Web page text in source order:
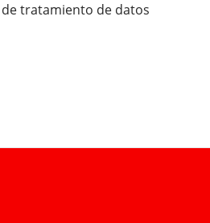
tratamiento de datos